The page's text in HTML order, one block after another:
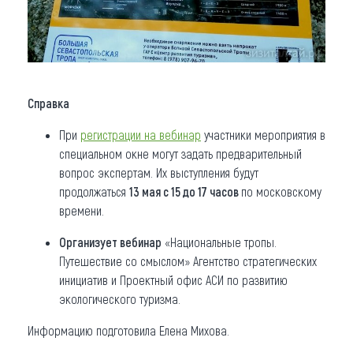
Справка
При регистрации на вебинар участники мероприятия в
специальном окне могут задать предварительный
вопрос экспертам. Их выступления будут
продолжаться 13 мая с 15 до 17 часов по московскому
времени.
Организует вебинар «Национальные тропы.
Путешествие со смыслом» Агентство стратегических
инициатив и Проектный офис АСИ по развитию
экологического туризма.
Информацию подготовила Елена Михова.